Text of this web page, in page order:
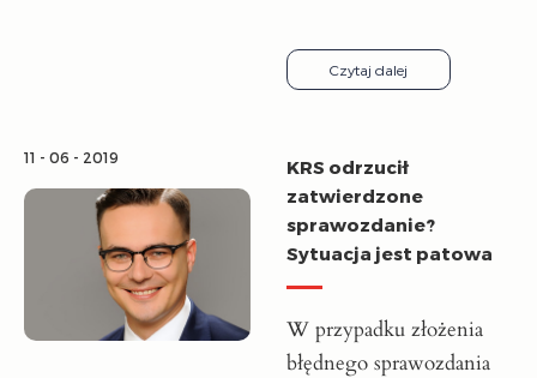
Czytaj dalej
11 - 06 - 2019
KRS odrzucił
zatwierdzone
sprawozdanie?
Sytuacja jest patowa
W przypadku złożenia
błędnego sprawozdania